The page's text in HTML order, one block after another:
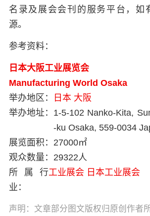
名录及展会会刊的服务平台，如
源。
参考资料：
日本大阪工业展览会
Manufacturing World Osaka
举办地区：
日本 大阪
举办地址： 1-5-102 Nanko-Kita,
-ku Osaka, 559-0034
展览面积： 27000㎡
观众数量： 29322人
所属行
业：
工业展会 日本工业展会
声明：文章部分图文版权归原创作者